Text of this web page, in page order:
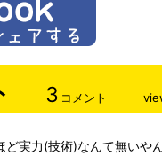
3 コメント
ど実力(技術)なんて無いや